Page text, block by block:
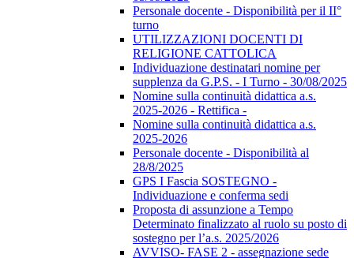
Personale docente - Disponibilità per il II°
turno
UTILIZZAZIONI DOCENTI DI
RELIGIONE CATTOLICA
Individuazione destinatari nomine per
supplenza da G.P.S. - I Turno - 30/08/2025
Nomine sulla continuità didattica a.s.
2025-2026 - Rettifica -
Nomine sulla continuità didattica a.s.
2025-2026
Personale docente - Disponibilità al
28/8/2025
GPS I Fascia SOSTEGNO -
Individuazione e conferma sedi
Proposta di assunzione a Tempo
Determinato finalizzato al ruolo su posto di
sostegno per l’a.s. 2025/2026
AVVISO- FASE 2 - assegnazione sede